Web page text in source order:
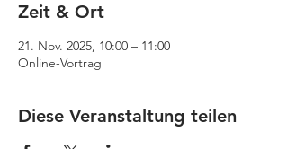
Zeit & Ort
21. Nov. 2025, 10:00 – 11:00
Online-Vortrag
Diese Veranstaltung teilen